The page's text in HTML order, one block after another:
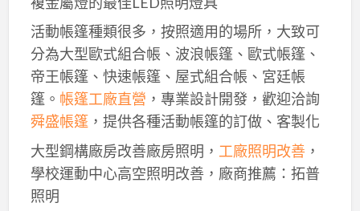
活動帳篷種類很多，按照適用的場所，大致可
分為大型歐式組合帳、波浪帳篷、歐式帳篷、
帝王帳篷、快速帳篷、屋式組合帳、宮廷帳
篷。 帳篷工廠直營 ，專業設計開發，歡迎洽詢
舜盛帳篷，提供各種活動帳篷的訂做、客製化
大型鋼構廠房改善廠房照明， 工廠照明改善，
學校運動中心高空照明改善，廠商推薦：拓普
照明